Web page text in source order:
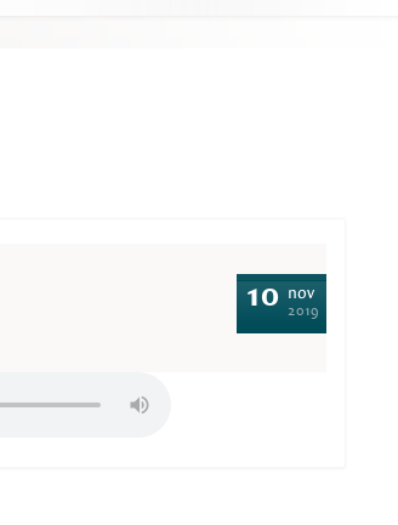
10 nov
2019